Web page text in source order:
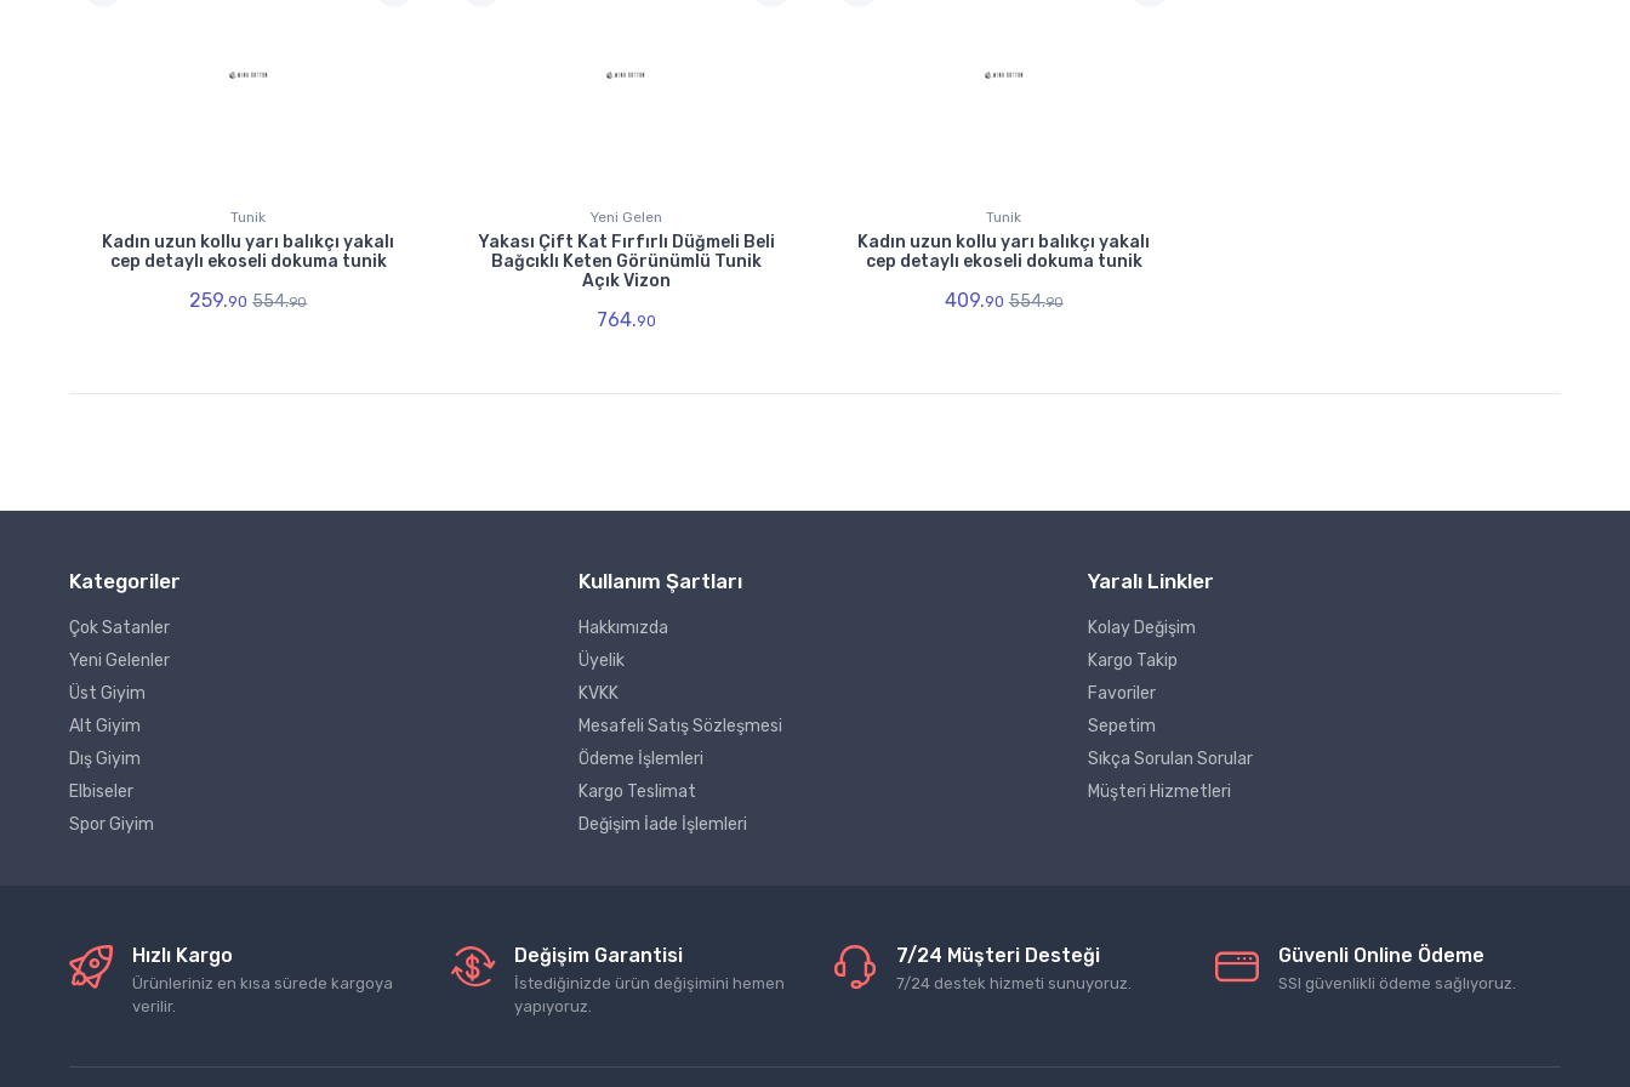
Tunik
Kadın uzun kollu yarı balıkçı yakalı
cep detaylı ekoseli dokuma tunik
259.90 554.90
Yeni Gelen
Yakası Çift Kat Fırfırlı Düğmeli Beli
Bağcıklı Keten Görünümlü Tunik
Açık Vizon
764.90
Tunik
Kadın uzun kollu yarı balıkçı yakalı
cep detaylı ekoseli dokuma tunik
409.90 554.90
Kategoriler
Çok Satanler
Yeni Gelenler
Üst Giyim
Alt Giyim
Dış Giyim
Elbiseler
Spor Giyim
Kullanım Şartları
Hakkımızda
Üyelik
KVKK
Mesafeli Satış Sözleşmesi
Ödeme İşlemleri
Kargo Teslimat
Değişim İade İşlemleri
Yaralı Linkler
Kolay Değişim
Kargo Takip
Favoriler
Sepetim
Sıkça Sorulan Sorular
Müşteri Hizmetleri
Hızlı Kargo
Ürünleriniz en kısa sürede kargoya
verilir.
Değişim Garantisi
İstediğinizde ürün değişimini hemen
yapıyoruz.
7/24 Müşteri Desteği
7/24 destek hizmeti sunuyoruz.
Güvenli Online Ödeme
SSl güvenlikli ödeme sağlıyoruz.